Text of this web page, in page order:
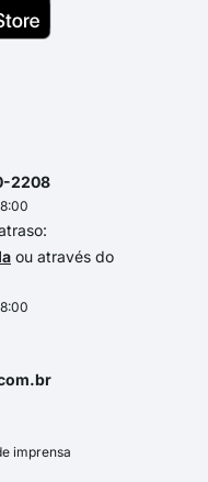
2208
ou através do
imprensa